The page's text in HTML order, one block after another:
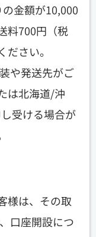
金額が10,000
料700円（税
さい。
や発送先がご
は北海道/沖
受ける場合が
様は、その取
口座開設につ